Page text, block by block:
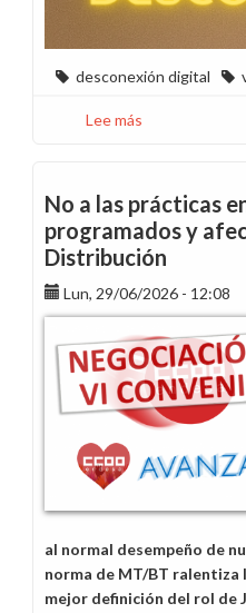
desconexión digital
Lee más
necesitan
vacaciones
No a las prácticas
programados y
Distribución
Lun, 29/06/2026 - 12:08
al normal desempeño de
norma de MT/BT ralentiza
mejor definición del rol de